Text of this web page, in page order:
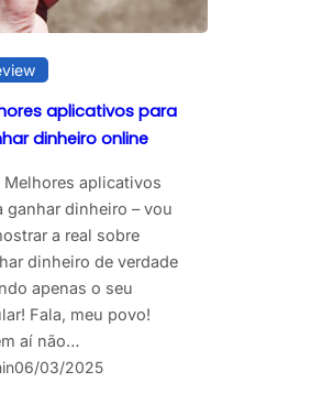
aplicativos para
dinheiro online
Melhores aplicativos
ganhar dinheiro – vou
a real sobre
dinheiro de verdade
apenas o seu
Fala, meu povo!
aí não…
06/03/2025